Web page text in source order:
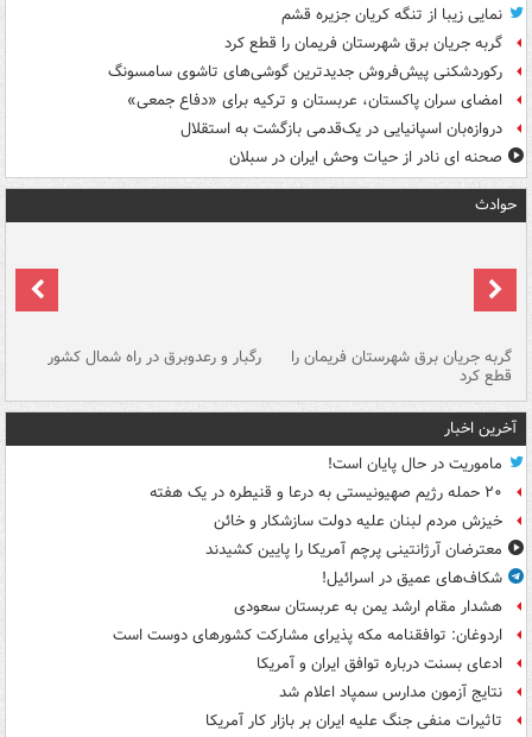
نمایی زیبا از تنگه کریان جزیره قشم
گربه جریان برق شهرستان فریمان را قطع کرد
رکوردشکنی پیش‌فروش جدیدترین گوشی‌های تاشوی سامسونگ
امضای سران پاکستان، عربستان و ترکیه برای «دفاع جمعی»
دروازه‌بان اسپانیایی در یک‌قدمی بازگشت به استقلال
صحنه ای نادر از حیات وحش ایران در سبلان
حوادث
گربه جریان برق شهرستان فریمان را
قطع کرد
رگبار و رعدوبرق در راه شمال کشور
آخرین اخبار
ماموریت در حال پایان است!
۲۰ حمله رژیم صهیونیستی به درعا و قنیطره در یک هفته
خیزش مردم لبنان علیه دولت سازشکار و خائن
معترضان آرژانتینی پرچم آمریکا را پایین کشیدند
شکاف‌های عمیق در اسرائیل!
هشدار مقام ارشد یمن به عربستان سعودی
اردوغان: توافقنامه مکه پذیرای مشارکت کشورهای دوست است
ادعای بسنت درباره توافق ایران و آمریکا
نتایج آزمون مدارس سمپاد اعلام شد
تاثیرات منفی جنگ علیه ایران بر بازار کار آمریکا